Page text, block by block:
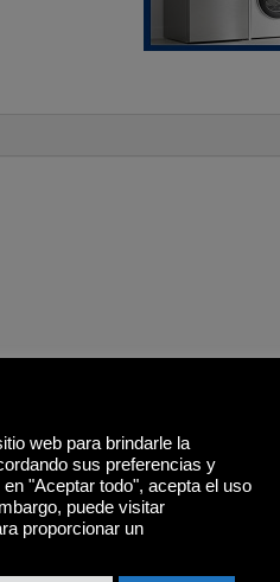
Rápido 30 min, AutoClean.
web para brindarle la
sus preferencias y
"Aceptar todo", acepta el uso
puede visitar
proporcionar un